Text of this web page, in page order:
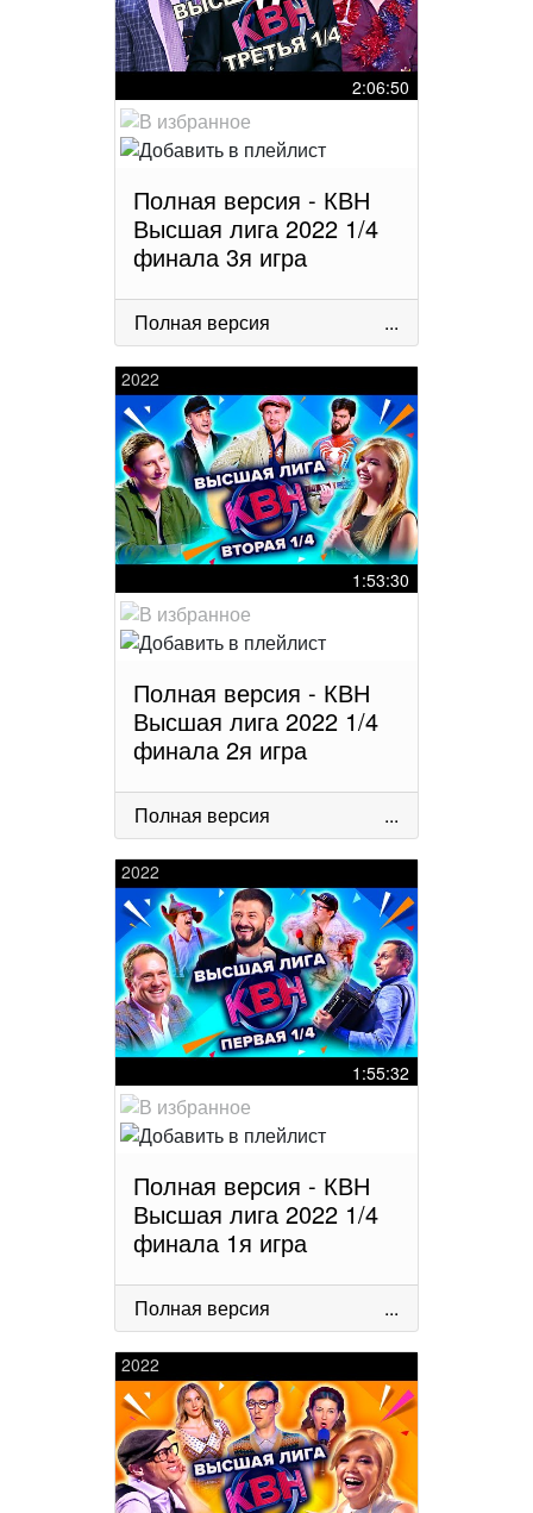
2:06:50
Полная версия - КВН
Высшая лига 2022 1/4
финала 3я игра
Полная версия ...
2022
1:53:30
Полная версия - КВН
Высшая лига 2022 1/4
финала 2я игра
Полная версия ...
2022
1:55:32
Полная версия - КВН
Высшая лига 2022 1/4
финала 1я игра
Полная версия ...
2022